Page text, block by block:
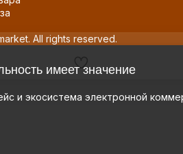
All rights reserved.
имеет значение
и экосистема электронной